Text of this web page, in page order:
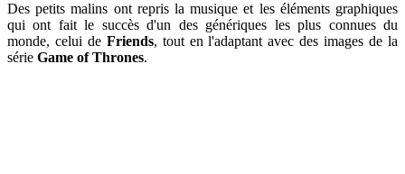
Des petits malins ont repris la musique et les éléments graphiques
qui ont fait le succès d'un des génériques les plus connues du
monde, celui de Friends, tout en l'adaptant avec des images de la
série Game of Thrones.